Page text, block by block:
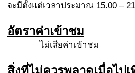
จะมีตั้งแต่เวลาประมาณ 15.00 –
อัตราค่าเข้าชม
ไม่เสียค่าเข้าชม